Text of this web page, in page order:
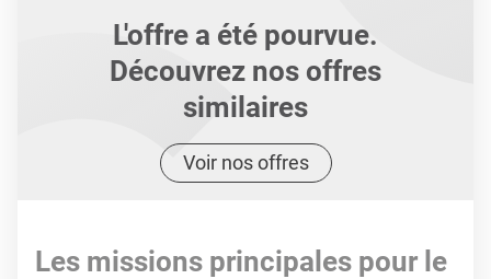
L'offre a été pourvue.
Découvrez nos offres
similaires
Voir nos offres
Les missions principales pour le